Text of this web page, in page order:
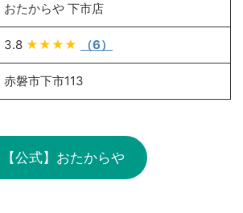
おたからや 下市店
3.8 ★★★★ （6）
赤磐市下市113
【公式】おたからや